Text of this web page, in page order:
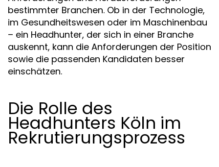
bestimmter Branchen. Ob in der Technologie,
im Gesundheitswesen oder im Maschinenbau
– ein Headhunter, der sich in einer Branche
auskennt, kann die Anforderungen der Position
sowie die passenden Kandidaten besser
einschätzen.
Die Rolle des
Headhunters Köln im
Rekrutierungsprozess